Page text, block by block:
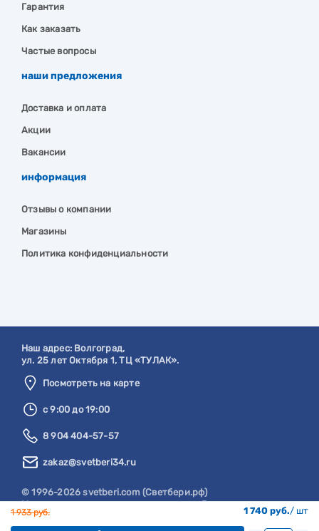
1 933 руб. 1 740 руб./ шт
Гарантия
Как заказать
Частые вопросы
наши предложения
Доставка и оплата
Акции
Вакансии
информация
Отзывы о компании
Магазины
Политика конфиденциальности
Наш адрес: Волгоград,
ул. 25 лет Октября 1, ТЦ «ТУЛАК».
Посмотреть на карте
с 9:00 до 19:00
8 904 404-57-57
zakaz@svetberi34.ru
© 1996-2026 svetberi.com (Светбери.рф)
Магазин электротехнических товаров.Все права
защищены.